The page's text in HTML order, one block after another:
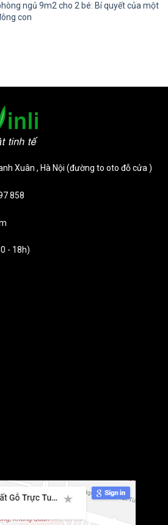
ngủ 9m2 cho 2 bé: Bí quyết của một
con
Xuân , Hà Nội (đường to oto đỗ cửa )
858
- 18h)